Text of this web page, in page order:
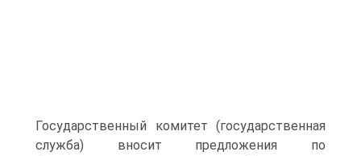
Государственный комитет (государственная
служба) вносит предложения по